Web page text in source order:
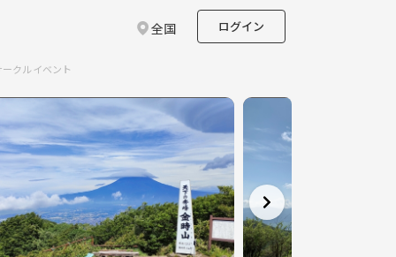
全国 ログイン
クルイベント